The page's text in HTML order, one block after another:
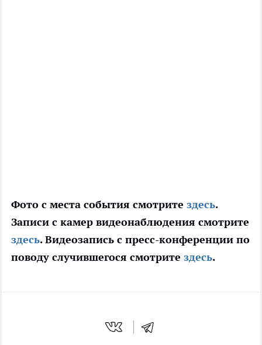
Фото с места события смотрите здесь.
Записи с камер видеонаблюдения смотрите
здесь. Видеозапись с пресс-конференции по
поводу случившегося смотрите здесь.